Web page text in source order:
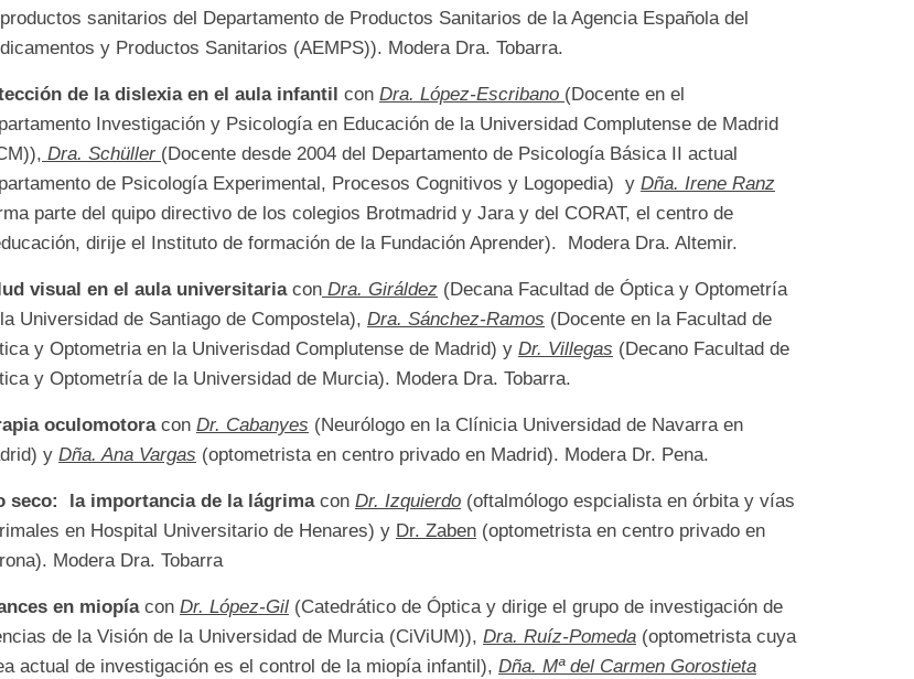
sanitarios del Departamento de Productos Sanitarios de la Agencia Española del
y Productos Sanitarios (AEMPS)). Modera Dra. Tobarra.
de la dislexia en el aula infantil con Dra. López-Escribano (Docente en el
Investigación y Psicología en Educación de la Universidad Complutense de Madrid
Dra. Schüller (Docente desde 2004 del Departamento de Psicología Básica II actual
de Psicología Experimental, Procesos Cognitivos y Logopedia) y Dña. Irene Ranz
parte del quipo directivo de los colegios Brotmadrid y Jara y del CORAT, el centro de
dirije el Instituto de formación de la Fundación Aprender). Modera Dra. Altemir.
visual en el aula universitaria con Dra. Giráldez (Decana Facultad de Óptica y Optometría
Universidad de Santiago de Compostela), Dra. Sánchez-Ramos (Docente en la Facultad de
y Optometria en la Univerisdad Complutense de Madrid) y Dr. Villegas (Decano Facultad de
y Optometría de la Universidad de Murcia). Modera Dra. Tobarra.
oculomotora con Dr. Cabanyes (Neurólogo en la Clínicia Universidad de Navarra en
y Dña. Ana Vargas (optometrista en centro privado en Madrid). Modera Dr. Pena.
seco: la importancia de la lágrima con Dr. Izquierdo (oftalmólogo espcialista en órbita y vías
en Hospital Universitario de Henares) y Dr. Zaben (optometrista en centro privado en
Modera Dra. Tobarra
en miopía con Dr. López-Gil (Catedrático de Óptica y dirige el grupo de investigación de
de la Visión de la Universidad de Murcia (CiViUM)), Dra. Ruíz-Pomeda (optometrista cuya
actual de investigación es el control de la miopía infantil), Dña. Mª del Carmen Gorostieta